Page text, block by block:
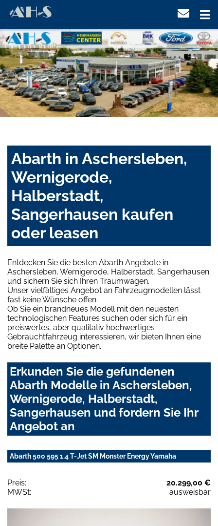
Abarth in Aschersleben,
Wernigerode,
Halberstadt,
Sangerhausen kaufen
oder leasen
Entdecken Sie die besten Abarth Angebote in
Aschersleben, Wernigerode, Halberstadt, Sangerhausen
und sichern Sie sich Ihren Traumwagen.
Unser vielfältiges Angebot an Fahrzeugmodellen lässt
fast keine Wünsche offen.
Ob Sie ein brandneues Modell mit den neuesten
technologischen Features suchen oder sich für ein
preiswertes, aber qualitativ hochwertiges
Gebrauchtfahrzeug interessieren, wir bieten Ihnen eine
breite Palette an Optionen.
Erkunden Sie die gefundenen
Abarth Modelle in Aschersleben,
Wernigerode, Halberstadt,
Sangerhausen und fordern Sie Ihr
Angebot an
Abarth 500 595 1.4 T-Jet SM Monster Energy Yamaha
Preis:
20.299,00 €
MWSt:
ausweisbar